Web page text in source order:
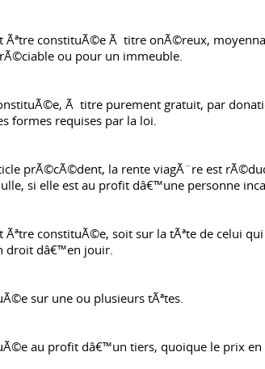
Ãªtre constituÃ©e Ã titre onÃ©reux,
ou pour un immeuble.
Ã titre purement gratuit, par
formes requises par la loi.
prÃ©cÃ©dent, la rente viagÃ¨re est
si elle est au profit dâ€™une personne
Ãªtre constituÃ©e, soit sur la tÃªte de celui
droit dâ€™en jouir.
sur une ou plusieurs tÃªtes.
au profit dâ€™un tiers, quoique le prix